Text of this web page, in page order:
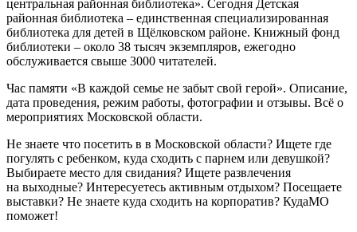
центральная районная библиотека». Сегодня Детская
районная библиотека – единственная специализированная
библиотека для детей в Щёлковском районе. Книжный фонд
библиотеки – около 38 тысяч экземпляров, ежегодно
обслуживается свыше 3000 читателей.
Час памяти «В каждой семье не забыт свой герой». Описание,
дата проведения, режим работы, фотографии и отзывы. Всё о
мероприятиях Московской области.
Не знаете что посетить в в Московской области? Ищете где
погулять с ребенком, куда сходить с парнем или девушкой?
Выбираете место для свидания? Ищете развлечения
на выходные? Интересуетесь активным отдыхом? Посещаете
выставки? Не знаете куда сходить на корпоратив? КудаМО
поможет!